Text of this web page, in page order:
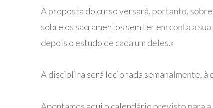
A proposta do curso versará, portanto,
sobre os sacramentos sem ter em conta a
depois o estudo de cada um deles.»
A disciplina será lecionada semanalmente,